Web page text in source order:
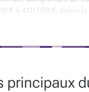
€ à 410 000 €, selon
principaux